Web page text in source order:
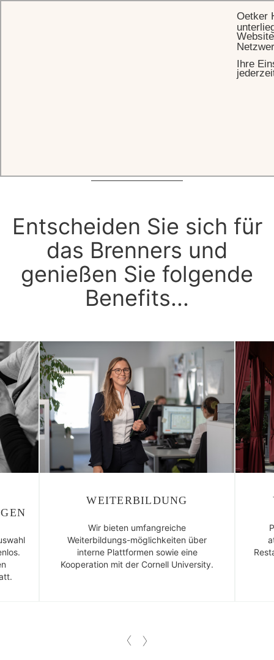
Entscheiden Sie sich für
das Brenners und
genießen Sie folgende
Benefits...
WEITERBILDUNG
Wir bieten umfangreiche
Weiterbildungs-möglichkeiten über
interne Plattformen sowie eine
Kooperation mit der Cornell University.
Oetker
Ihre